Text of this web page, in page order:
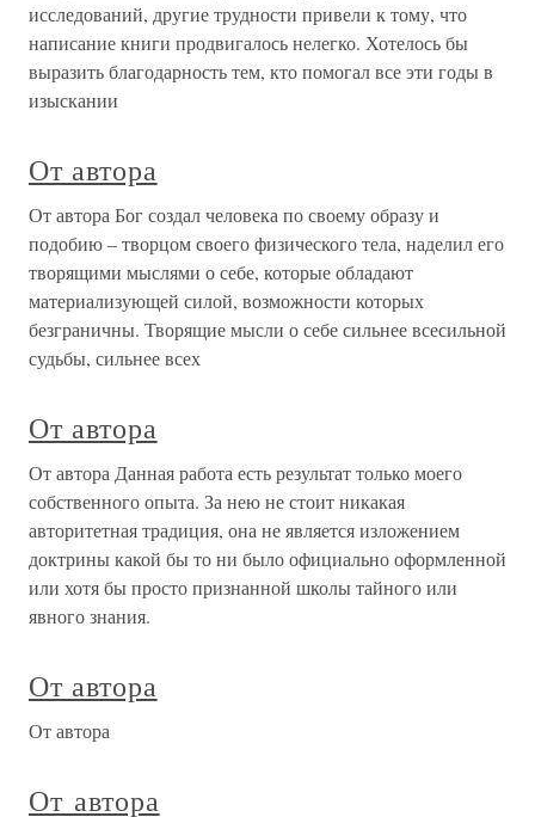
исследований, другие трудности привели к тому, что
написание книги продвигалось нелегко. Хотелось бы
выразить благодарность тем, кто помогал все эти годы в
изыскании
От автора
От автора Бог создал человека по своему образу и
подобию – творцом своего физического тела, наделил его
творящими мыслями о себе, которые обладают
материализующей силой, возможности которых
безграничны. Творящие мысли о себе сильнее всесильной
судьбы, сильнее всех
От автора
От автора Данная работа есть результат только моего
собственного опыта. За нею не стоит никакая
авторитетная традиция, она не является изложением
доктрины какой бы то ни было официально оформленной
или хотя бы просто признанной школы тайного или
явного знания.
От автора
От автора
От автора